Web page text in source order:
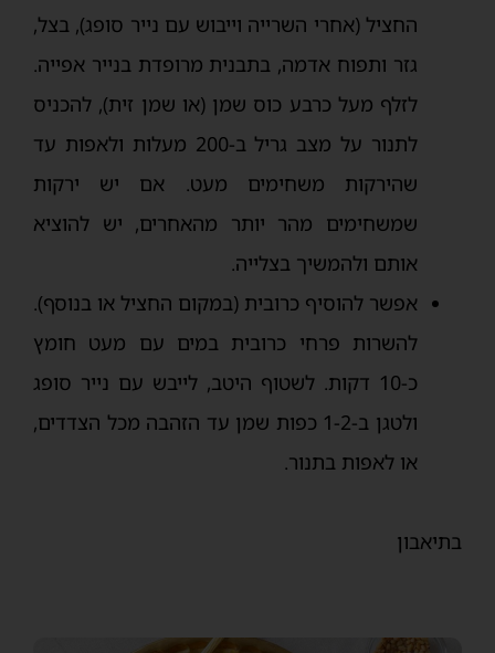
החציל (אחרי השרייה וייבוש עם נייר סופג), בצל,
גזר ותפוח אדמה, בתבנית מרופדת בנייר אפייה.
לזלף מעל כרבע כוס שמן (או שמן זית), להכניס
לתנור על מצב גריל ב-200 מעלות ולאפות עד
שהירקות משחימים מעט. אם יש ירקות
שמשחימים מהר יותר מהאחרים, יש להוציא
אותם ולהמשיך בצלייה.
אפשר להוסיף כרובית (במקום החציל או בנוסף).
להשרות פרחי כרובית במים עם מעט חומץ
כ-10 דקות. לשטוף היטב, לייבש עם נייר סופג
ולטגן ב-1-2 כפות שמן עד הזהבה מכל הצדדים,
או לאפות בתנור.
בתיאבון